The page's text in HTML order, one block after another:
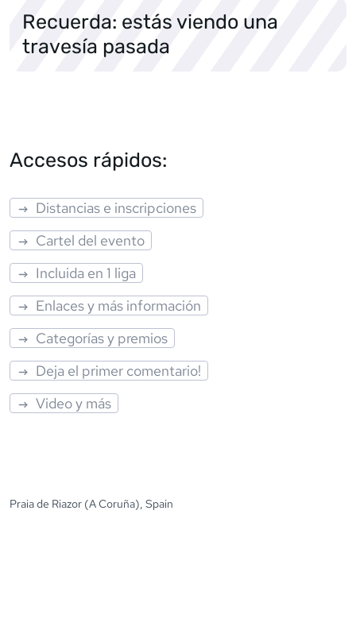
Recuerda: estás viendo una
travesía pasada
Accesos rápidos:
Distancias e inscripciones
Cartel del evento
Incluida en 1 liga
Enlaces y más información
Categorías y premios
Deja el primer comentario!
Video y más
Praia de Riazor (A Coruña), Spain